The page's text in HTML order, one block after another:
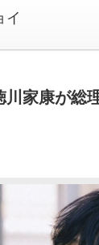
川家康が総